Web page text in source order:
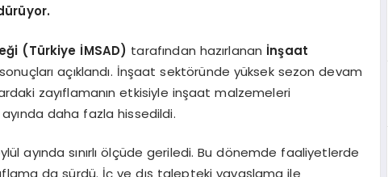
(Türkiye İMSAD) tarafından hazırlanan İnşaat
açıklandı. İnşaat sektöründe yüksek sezon devam
zayıflamanın etkisiyle inşaat malzemeleri
daha fazla hissedildi.
ayında sınırlı ölçüde geriledi. Bu dönemde faaliyetlerde
da sürdü. İç ve dış talepteki yavaşlama ile